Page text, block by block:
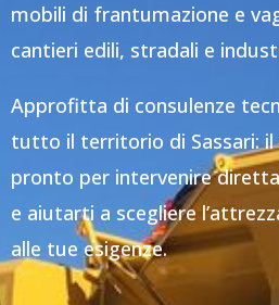
mobili di frantumazione e
cantieri edili, stradali e
Approfitta di consulenze
tutto il territorio di Sassari:
pronto per intervenire
e aiutarti a scegliere
alle tue esigenze.